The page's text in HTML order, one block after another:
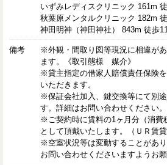
いずみレディスクリニック 161m
秋葉原メンタルクリニック 182m
神田明神（神田神社） 843m 徒歩
備考
※外観・間取り図等現況に相違が
ます。《取引態様 媒介》
※貸主指定の借家人賠償責任保険
いただきます。
※保証会社加入、鍵交換等にて別
す。詳細はお問い合わせください。
※ご契約時に賃料の1ヶ月分（消費
として頂戴いたします。（ＵＲ賃貸
※空室状況等は変動することがあ
お問い合わせくださいますようお願